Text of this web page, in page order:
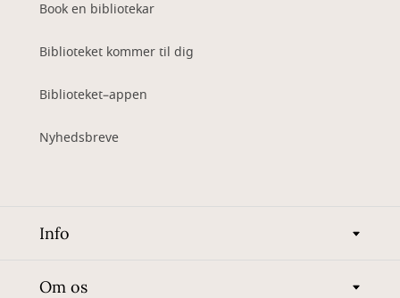
Book en bibliotekar
Biblioteket kommer til dig
Biblioteket–appen
Nyhedsbreve
Info
Om os